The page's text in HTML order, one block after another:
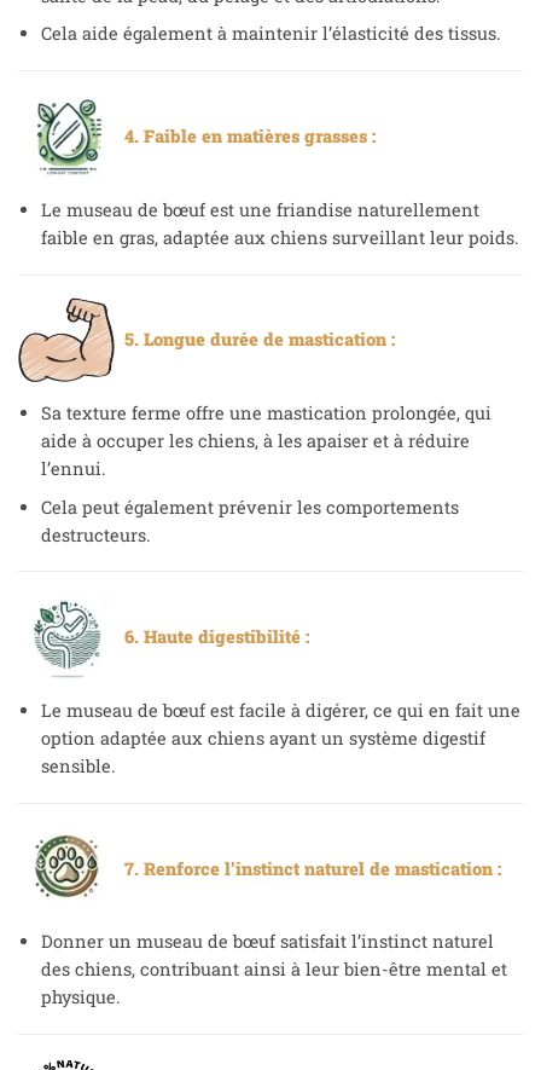
Cela aide également à maintenir l’élasticité des tissus.
4. Faible en matières grasses :
Le museau de bœuf est une friandise naturellement
faible en gras, adaptée aux chiens surveillant leur poids.
5. Longue durée de mastication :
Sa texture ferme offre une mastication prolongée, qui
aide à occuper les chiens, à les apaiser et à réduire
l’ennui.
Cela peut également prévenir les comportements
destructeurs.
6. Haute digestibilité :
Le museau de bœuf est facile à digérer, ce qui en fait une
option adaptée aux chiens ayant un système digestif
sensible.
7. Renforce l’instinct naturel de mastication :
Donner un museau de bœuf satisfait l’instinct naturel
des chiens, contribuant ainsi à leur bien-être mental et
physique.